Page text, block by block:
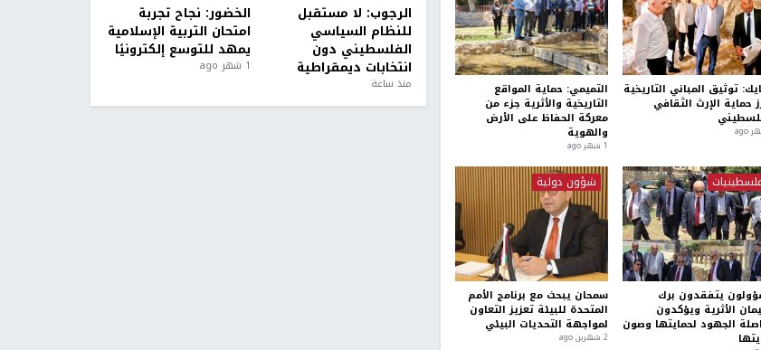
توثيق المباني التاريخية
حماية الإرث الثقافي
التميمي: حماية المواقع
التاريخية والأثرية جزء من
معركة الحفاظ على الأرض
والهوية
1 شهر ago
يتفقدون برك
الأثرية ويؤكدون
الجهود لحمايتها وصون
شؤون دولية
سمحان يبحث مع برنامج الأمم
المتحدة للبيئة تعزيز التعاون
لمواجهة التحديات البيئي
2 شهرين ago
الرجوب: لا مستقبل
للنظام السياسي
الفلسطيني دون
انتخابات ديمقراطية
منذ ساعة
الخضور: نجاح تجربة
امتحان التربية الإسلامية
يمهد للتوسع إلكترونيًا
1 شهر ago